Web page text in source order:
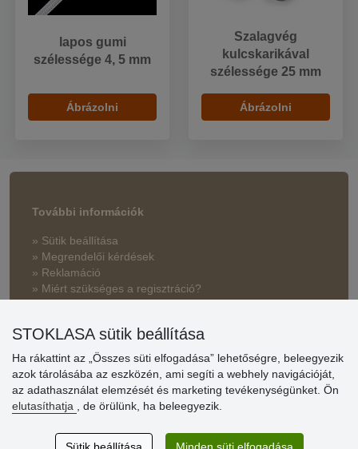
lapos gumi
szélessége 4, 5 mm
Ábrázolni
Szalagvég
kulcskarikával
szélessége 25 mm
Ábrázolni
További információk
» Sütik beállítása
» Megrendelői kérdések
» Reklamáció
» Miért szükséges a regisztráció?
vásárlóinknak
» Súgó
Vásárlók
értékelése
STOKLASA sütik beállítása
Ha rákattint az „Összes süti elfogadása” lehetőségre, beleegyezik
azok tárolásába az eszközén, ami segíti a webhely navigációját,
az adathasználat elemzését és marketing tevékenységünket. Ön
elutasíthatja
, de örülünk, ha beleegyezik.